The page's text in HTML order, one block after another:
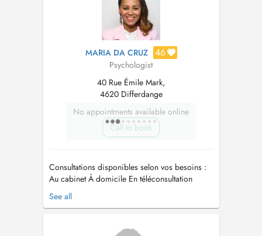
MARIA DA CRUZ 46
Psychologist
40 Rue Émile Mark,
4620 Differdange
No appointments available online
Call to book
Consultations disponibles selon vos besoins :
Au cabinet À domicile En téléconsultation
(consultation en ligne via Doctena)
Psychologue spécialisée en Psychologie du
principalement les adultes confrontés au stress,
See all